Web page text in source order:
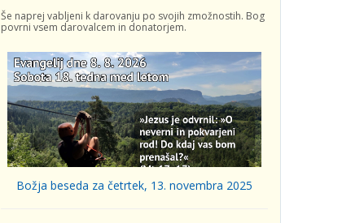
Še naprej vabljeni k darovanju po svojih zmožnostih. Bog
povrni vsem darovalcem in donatorjem.
Božja beseda za četrtek, 13. novembra 2025